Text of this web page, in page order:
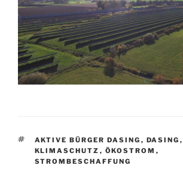
SCHLAGWÖRTER
AKTIVE BÜRGER DASING , DASING ,
KLIMASCHUTZ , ÖKOSTROM ,
STROMBESCHAFFUNG